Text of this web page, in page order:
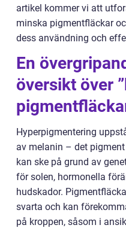
artikel kommer vi att
minska pigmentfläckar
dess användning och
En
översikt över
Hyperpigmentering
av melanin – det
kan ske på grund av
för solen, hormonella
hudskador.
svarta och kan
på kroppen, såsom i